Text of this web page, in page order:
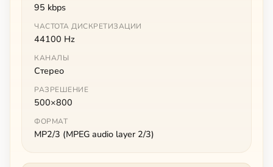
95 kbps
ЧАСТОТА ДИСКРЕТИЗАЦИИ
44100 Hz
КАНАЛЫ
Стерео
РАЗРЕШЕНИЕ
500×800
ФОРМАТ
MP2/3 (MPEG audio layer 2/3)